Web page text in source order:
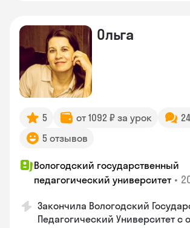
Ольга
5 от 1092 ₽ за урок
5 отзывов
Вологодский государственный
педагогический университет •
Закончила Вологодский
Педагогический Университет с